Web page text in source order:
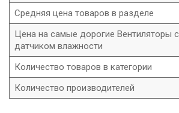
Средняя цена товаров в разделе
Цена на самые дорогие Вентиляторы с
датчиком влажности
Количество товаров в категории
Количество производителей